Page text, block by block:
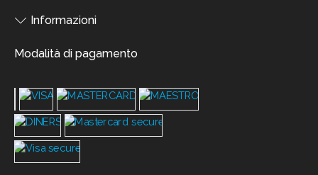
Informazioni
Modalità di pagamento